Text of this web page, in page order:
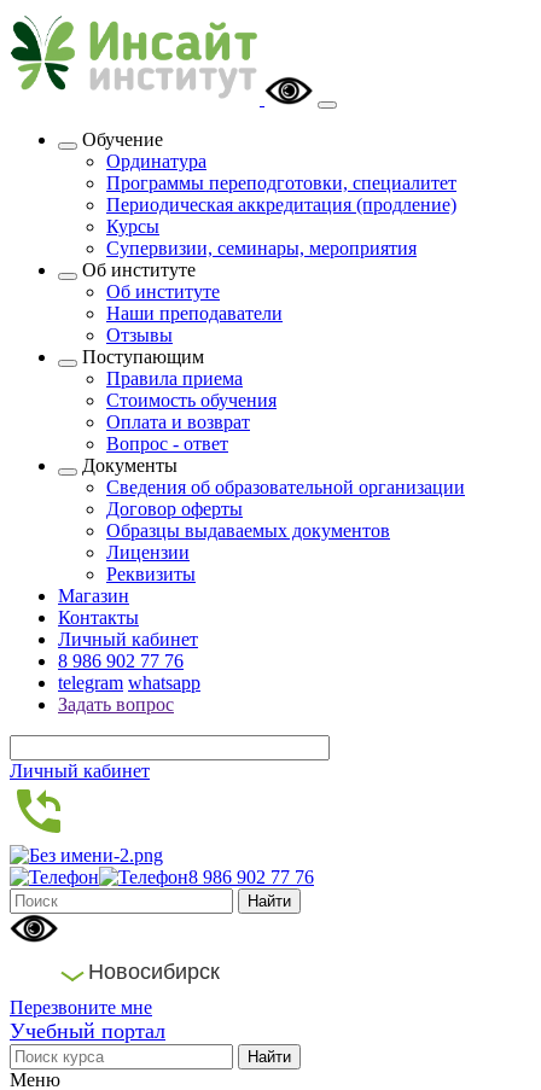
Обучение
Ординатура
Программы переподготовки, специалитет
Периодическая аккредитация (продление)
Курсы
Супервизии, семинары, мероприятия
Об институте
Об институте
Наши преподаватели
Отзывы
Поступающим
Правила приема
Стоимость обучения
Оплата и возврат
Вопрос - ответ
Документы
Сведения об образовательной организации
Договор оферты
Образцы выдаваемых документов
Лицензии
Реквизиты
Магазин
Контакты
Личный кабинет
8 986 902 77 76
telegram whatsapp
Задать вопрос
Личный кабинет
8 986 902 77 76
Новосибирск
Перезвоните мне
Учебный портал
Меню